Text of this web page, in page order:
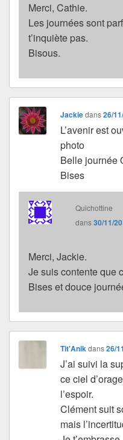
Merci, Cathie.
Les journées sont
t’inquiète pas.
Bisous.
Jackiedans26/
L’avenir est
photo
Belle journée
Bises
Quichottine
dans30/11/
Merci, Jackie.
Je suis contente que
Bises et douce
Tit'Anikdans26/
J’ai suivi la
ce ciel
l’espoir.
Clément suit
mais